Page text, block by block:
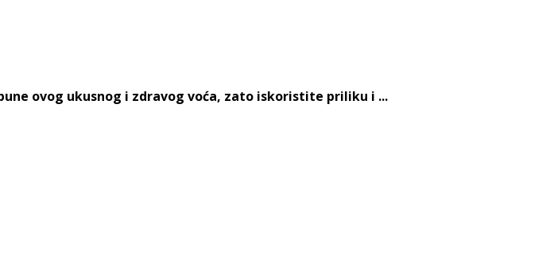
ovog ukusnog i zdravog voća, zato iskoristite priliku i ...